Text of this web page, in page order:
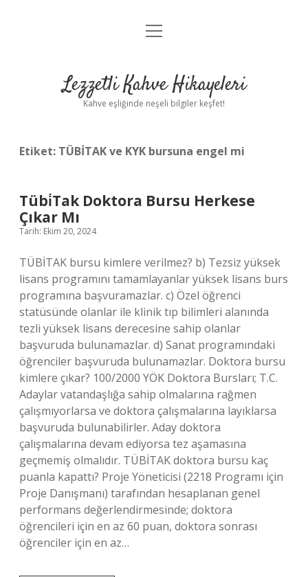
Anasayfa
Yasal Uyarı
menüyü
Lezzetli Kahve Hikayeleri
Kahve eşliğinde neşeli bilgiler keşfet!
Etiket: TÜBİTAK ve KYK bursuna engel mi
Tübi̇Tak Doktora Bursu Herkese
Çıkar Mı
Tarih: Ekim 20, 2024
TÜBİTAK bursu kimlere verilmez? b) Tezsiz yüksek
lisans programını tamamlayanlar yüksek lisans burs
programına başvuramazlar. c) Özel öğrenci
statüsünde olanlar ile klinik tıp bilimleri alanında
tezli yüksek lisans derecesine sahip olanlar
başvuruda bulunamazlar. d) Sanat programındaki
öğrenciler başvuruda bulunamazlar. Doktora bursu
kimlere çıkar? 100/2000 YÖK Doktora Bursları; T.C.
Adaylar vatandaşlığa sahip olmalarına rağmen
çalışmıyorlarsa ve doktora çalışmalarına layıklarsa
başvuruda bulunabilirler. Aday doktora
çalışmalarına devam ediyorsa tez aşamasına
geçmemiş olmalıdır. TÜBİTAK doktora bursu kaç
puanla kapattı? Proje Yöneticisi (2218 Programı için
Proje Danışmanı) tarafından hesaplanan genel
performans değerlendirmesinde; doktora
öğrencileri için en az 60 puan, doktora sonrası
öğrenciler için en az…